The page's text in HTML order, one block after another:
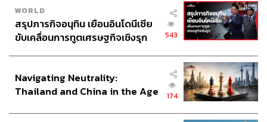
TAGS: ICONSIAM
โรงพยาบาลศิริราช
SIRIRAJ H Solutions
WORLD
สรุปภารกิจอนุทิน เยือนอินโดนีเซีย
ขับเคลื่อนการทูตเศรษฐกิจเชิงรุก
543
Navigating Neutrality:
Thailand and China in the Age
174